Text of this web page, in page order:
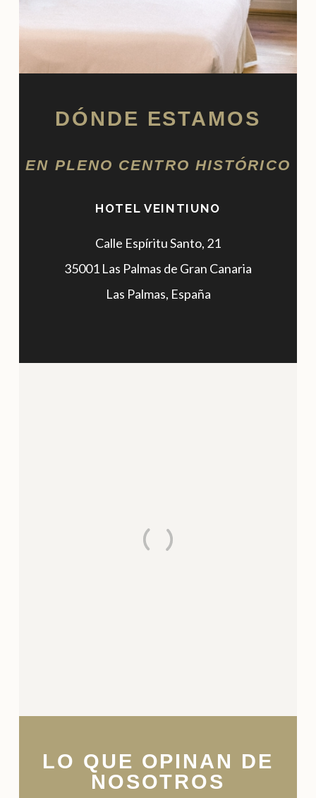
DÓNDE ESTAMOS
EN PLENO CENTRO HISTÓRICO
HOTEL VEINTIUNO
Calle Espíritu Santo, 21
35001 Las Palmas de Gran Canaria
Las Palmas, España
LO QUE OPINAN DE
NOSOTROS